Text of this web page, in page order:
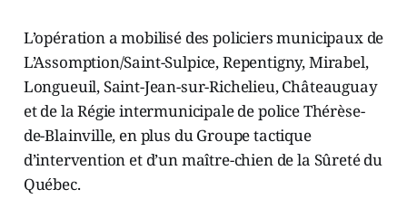
L’opération a mobilisé des policiers municipaux de
L’Assomption/Saint-Sulpice, Repentigny, Mirabel,
Longueuil, Saint-Jean-sur-Richelieu, Châteauguay
et de la Régie intermunicipale de police Thérèse-
de-Blainville, en plus du Groupe tactique
d’intervention et d’un maître-chien de la Sûreté du
Québec.